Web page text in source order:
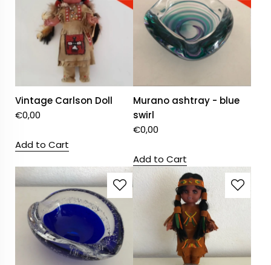
Vintage Carlson Doll
€0,00
Add to Cart
Murano ashtray - blue
swirl
€0,00
Add to Cart